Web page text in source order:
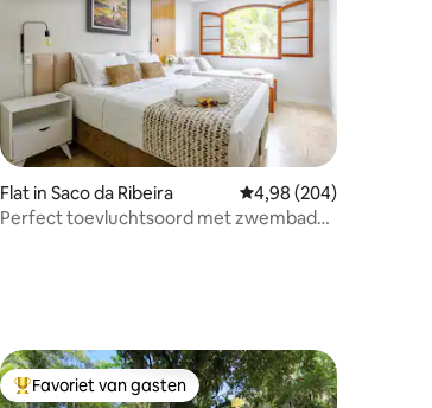
van 4,98 op 5, 140 recensies
Flat in Saco da Ribeira Gemiddelde
4,98 (204)
Perfect toevluchtsoord met zwembad
Topfavoriet van gasten
Favoriet van gasten